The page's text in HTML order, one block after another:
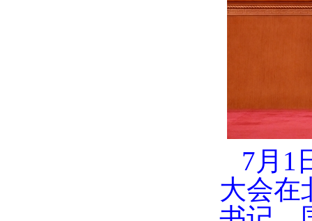
7月1
大会在